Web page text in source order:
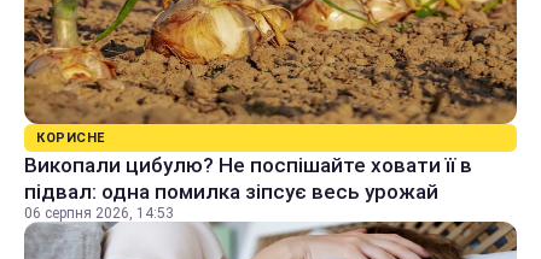
КОРИСНЕ
Викопали цибулю? Не поспішайте ховати її в
підвал: одна помилка зіпсує весь урожай
06 серпня 2026, 14:53